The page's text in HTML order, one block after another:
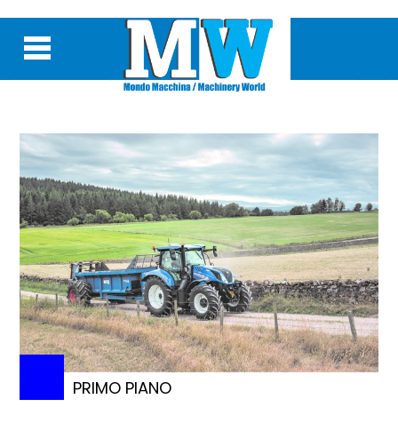
PRIMO PIANO